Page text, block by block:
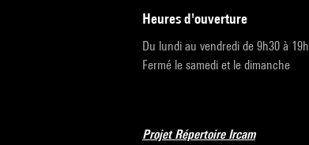
heures d'ouverture
Du lundi au vendredi de 9h30 à 19h
Fermé le samedi et le dimanche
Projet Répertoire Ircam